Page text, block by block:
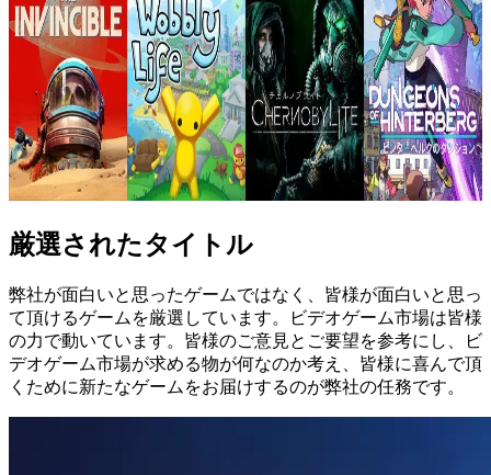
厳選されたタイトル
弊社が面白いと思ったゲームではなく、皆様が面白いと思っ
て頂けるゲームを厳選しています。ビデオゲーム市場は皆様
の力で動いています。皆様のご意見とご要望を参考にし、ビ
デオゲーム市場が求める物が何なのか考え、皆様に喜んで頂
くために新たなゲームをお届けするのが弊社の任務です。